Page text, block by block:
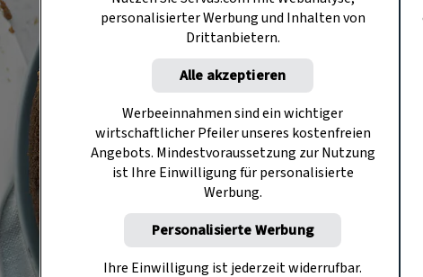
personalisierter Werbung und Inhalten von
Drittanbietern.
Alle akzeptieren
Werbeeinnahmen sind ein wichtiger
wirtschaftlicher Pfeiler unseres kostenfreien
Angebots. Mindestvoraussetzung zur Nutzung
ist Ihre Einwilligung für personalisierte
Werbung.
Personalisierte Werbung
Ihre Einwilligung ist jederzeit widerrufbar.